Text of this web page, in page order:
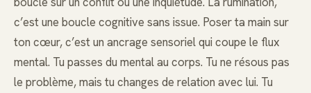
c’est une boucle cognitive sans issue. Poser ta main sur
ton cœur, c’est un ancrage sensoriel qui coupe le flux
mental. Tu passes du mental au corps. Tu ne résous pas
le problème, mais tu changes de relation avec lui. Tu